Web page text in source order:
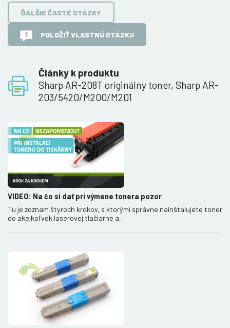
Články k produktu
Sharp AR-208T originálny toner, Sharp AR-
203/5420/M200/M201
ĎALŠIE ČASTÉ OTÁZKY
POLOŽIŤ VLASTNÚ OTÁZKU
VIDEO: Na čo si dať pri výmene tonera pozor
Tu je zoznam štyroch krokov, s ktorými správne nainštalujete toner
do akejkoľvek laserovej tlačiarne a…